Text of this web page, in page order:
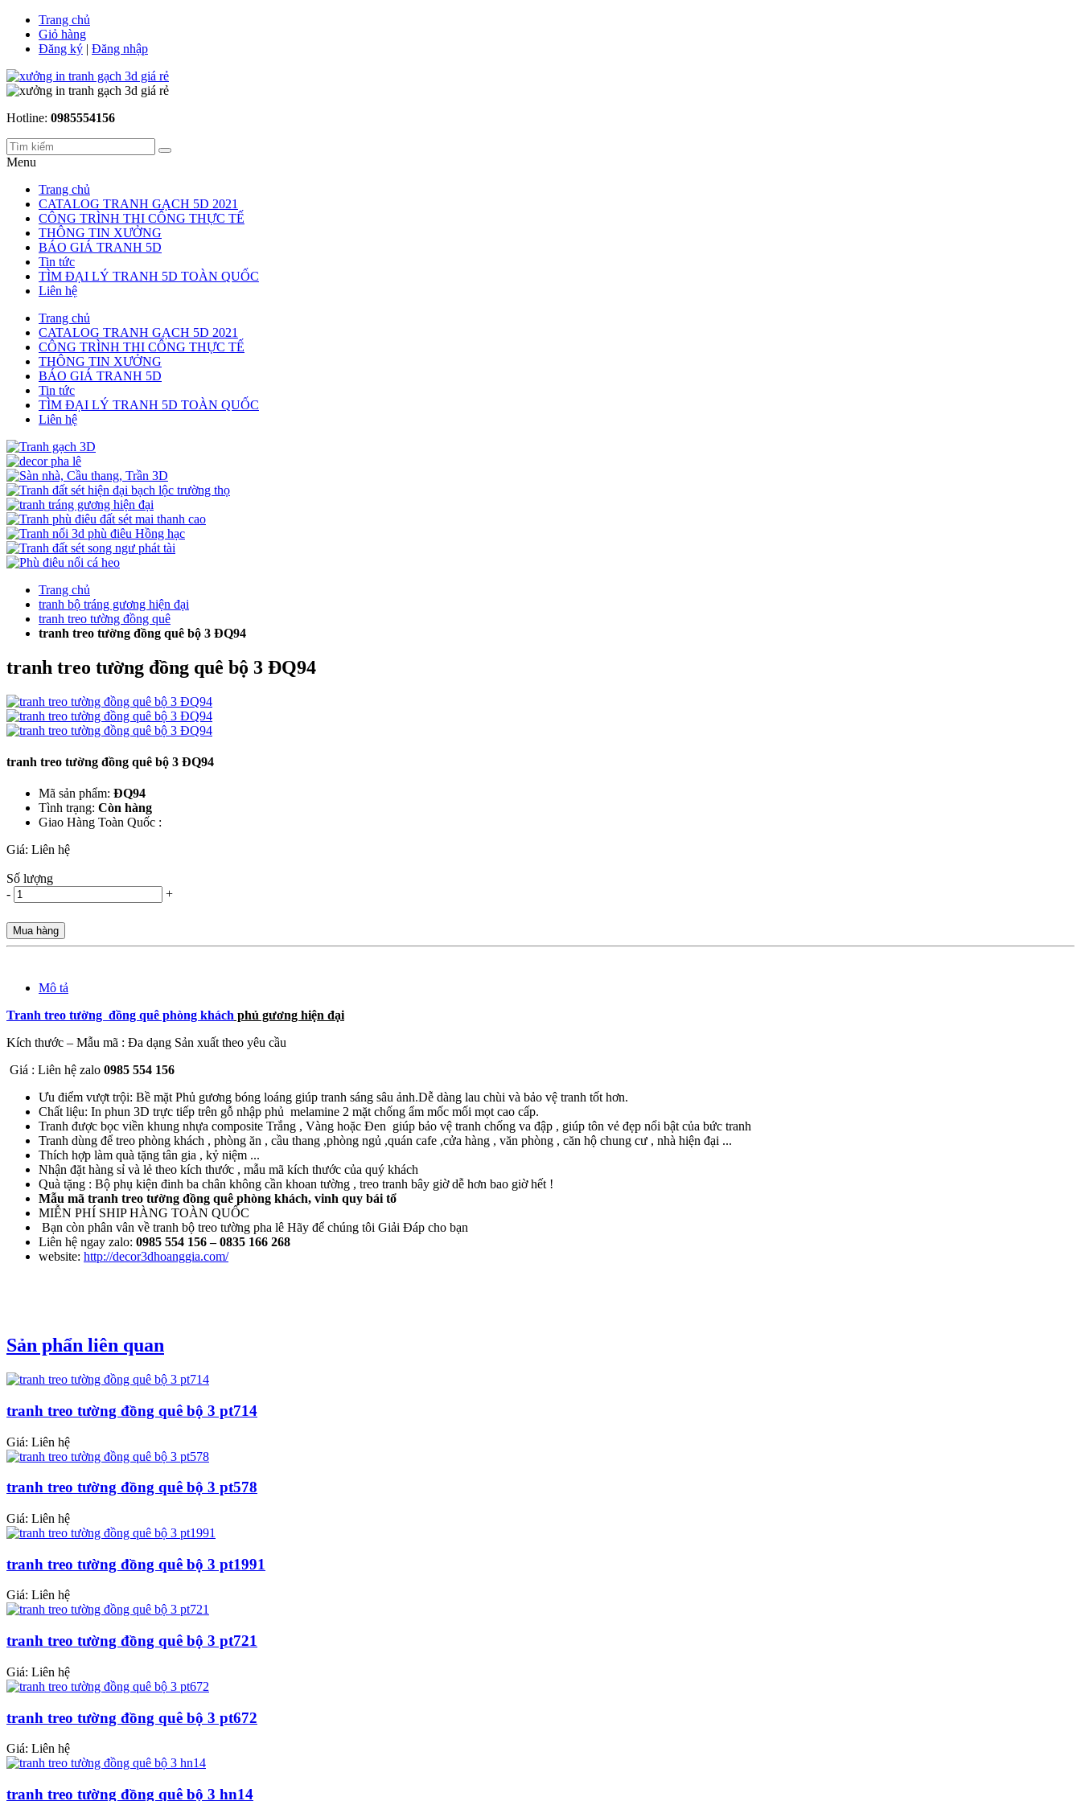
Trang chủ
Giỏ hàng
Đăng ký | Đăng nhập
Hotline: 0985554156
Menu
Trang chủ
CATALOG TRANH GẠCH 5D 2021
CÔNG TRÌNH THI CÔNG THỰC TẾ
THÔNG TIN XƯỞNG
BÁO GIÁ TRANH 5D
Tin tức
TÌM ĐẠI LÝ TRANH 5D TOÀN QUỐC
Liên hệ
Trang chủ
CATALOG TRANH GẠCH 5D 2021
CÔNG TRÌNH THI CÔNG THỰC TẾ
THÔNG TIN XƯỞNG
BÁO GIÁ TRANH 5D
Tin tức
TÌM ĐẠI LÝ TRANH 5D TOÀN QUỐC
Liên hệ
Trang chủ
tranh bộ tráng gương hiện đại
tranh treo tường đồng quê
tranh treo tường đồng quê bộ 3 ĐQ94
tranh treo tường đồng quê bộ 3 ĐQ94
tranh treo tường đồng quê bộ 3 ĐQ94
Mã sản phẩm: ĐQ94
Tình trạng: Còn hàng
Giao Hàng Toàn Quốc :
Giá: Liên hệ
Số lượng
-
+
Mua hàng
Mô tả
Tranh treo tường đồng quê phòng khách phủ gương hiện đại
Kích thước – Mẫu mã : Đa dạng Sản xuất theo yêu cầu
Giá : Liên hệ zalo 0985 554 156
Ưu điểm vượt trội: Bề mặt Phủ gương bóng loáng giúp tranh sáng sâu ảnh.Dễ dàng lau chùi và bảo vệ tranh tốt hơn.
Chất liệu: In phun 3D trực tiếp trên gỗ nhập phủ melamine 2 mặt chống ẩm mốc mối mọt cao cấp.
Tranh được bọc viền khung nhựa composite Trắng , Vàng hoặc Đen giúp bảo vệ tranh chống va đập , giúp tôn vẻ đẹp nổi bật của bức tranh
Tranh dùng để treo phòng khách , phòng ăn , cầu thang ,phòng ngủ ,quán cafe ,cửa hàng , văn phòng , căn hộ chung cư , nhà hiện đại ...
Thích hợp làm quà tặng tân gia , kỷ niệm ...
Nhận đặt hàng sỉ và lẻ theo kích thước , mẫu mã kích thước của quý khách
Quà tặng : Bộ phụ kiện đinh ba chân không cần khoan tường , treo tranh bây giờ dễ hơn bao giờ hết !
Mẫu mã tranh treo tường đồng quê phòng khách, vinh quy bái tổ
MIỄN PHÍ SHIP HÀNG TOÀN QUỐC
Bạn còn phân vân về tranh bộ treo tường pha lê Hãy để chúng tôi Giải Đáp cho bạn
Liên hệ ngay zalo: 0985 554 156– 0835 166 268
website: http://decor3dhoanggia.com/
Sản phẩn liên quan
tranh treo tường đồng quê bộ 3 pt714
Giá: Liên hệ
tranh treo tường đồng quê bộ 3 pt578
Giá: Liên hệ
tranh treo tường đồng quê bộ 3 pt1991
Giá: Liên hệ
tranh treo tường đồng quê bộ 3 pt721
Giá: Liên hệ
tranh treo tường đồng quê bộ 3 pt672
Giá: Liên hệ
tranh treo tường đồng quê bộ 3 hn14